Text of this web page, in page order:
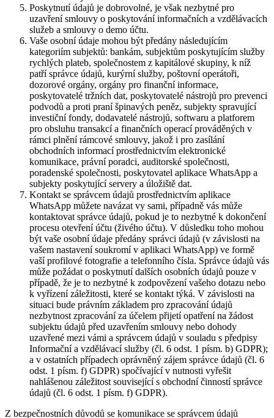
Poskytnutí údajů je dobrovolné, je však nezbytné pro
uzavření smlouvy o poskytování informačních a vzdělávacích
služeb a smlouvy o demo účtu.
Vaše osobní údaje mohou být předány následujícím
kategoriím subjektů: bankám, subjektům poskytujícím služby
rychlých plateb, společnostem z kapitálové skupiny, k níž
patří správce údajů, kurýrní služby, poštovní operátoři,
dozorové orgány, orgány pro finanční informace,
poskytovatelé tržních dat, poskytovatelé nástrojů pro prevenci
podvodů a proti praní špinavých peněz, subjekty spravující
investiční fondy, dodavatelé nástrojů, softwaru a platforem
pro obsluhu transakcí a finančních operací prováděných v
rámci plnění rámcové smlouvy, jakož i pro zasílání
obchodních informací prostřednictvím elektronické
komunikace, právní poradci, auditorské společnosti,
poradenské společnosti, poskytovatel aplikace WhatsApp a
subjekty poskytující servery a úložiště dat.
Kontakt se správcem údajů prostřednictvím aplikace
WhatsApp můžete navázat vy sami, případně vás může
kontaktovat správce údajů, pokud je to nezbytné k dokončení
procesu otevření účtu (živého účtu). V důsledku toho mohou
být vaše osobní údaje předány správci údajů (v závislosti na
vašem nastavení soukromí v aplikaci WhatsApp) ve formě
vaší profilové fotografie a telefonního čísla. Správce údajů vás
může požádat o poskytnutí dalších osobních údajů pouze v
případě, že je to nezbytné k zodpovězení vašeho dotazu nebo
k vyřízení záležitosti, které se kontakt týká. V závislosti na
situaci bude právním základem pro zpracování údajů
nezbytnost zpracování za účelem přijetí opatření na žádost
subjektu údajů před uzavřením smlouvy nebo dohody
uzavřené mezi vámi a správcem údajů v souladu s předpisy
Informační a vzdělávací služby (čl. 6 odst. 1 písm. b) GDPR);
a v ostatních případech oprávněný zájem správce údajů (čl. 6
odst. 1 písm. f) GDPR) spočívající v nutnosti vyřešit
nahlášenou záležitost související s obchodní činností správce
údajů (čl. 6 odst. 1 písm. f) GDPR).
Z bezpečnostních důvodů se komunikace se správcem údajů